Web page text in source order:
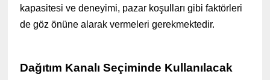
kapasitesi ve deneyimi, pazar koşulları gibi faktörleri
de göz önüne alarak vermeleri gerekmektedir.
Dağıtım Kanalı Seçiminde Kullanılacak